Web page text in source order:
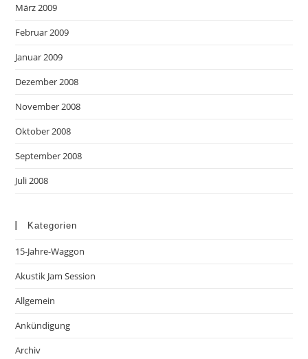
März 2009
Februar 2009
Januar 2009
Dezember 2008
November 2008
Oktober 2008
September 2008
Juli 2008
Kategorien
15-Jahre-Waggon
Akustik Jam Session
Allgemein
Ankündigung
Archiv